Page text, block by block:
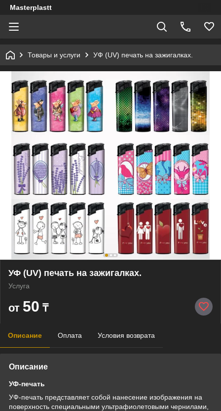
Masterplastt
Товары и услуги УФ (UV) печать на зажигалках.
УФ (UV) печать на зажигалках.
Услуга
от 50 ₸
Описание Оплата Условия возврата
Описание
УФ-печать
УФ-печать представляет собой нанесение изображения на
поверхность специальными ультрафиолетовыми чернилами,